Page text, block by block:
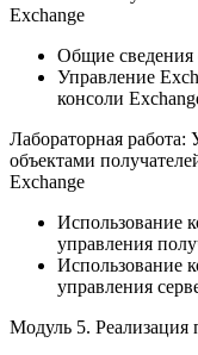
Exchange
Общие сведения
Управление
консоли
Лабораторная работа:
объектами
Exchange
Использование
управления
Использование
управления
Модуль 5. Реализация